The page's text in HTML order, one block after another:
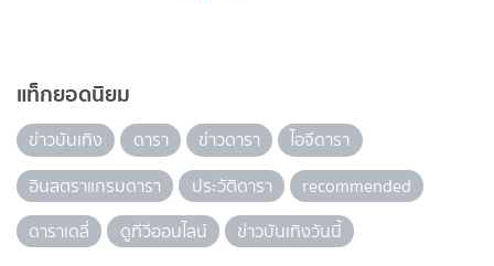
แท็กยอดนิยม
ข่าวบันเทิง ดารา ข่าวดารา
ไอจีดารา
อินสตราแกรมดารา
ประวัติดารา
recommended
ดาราเดลี่
ดูทีวีออนไลน์ ข่าวบันเทิงวันนี้